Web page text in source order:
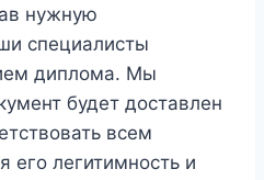
нужную
специалисты
диплома. Мы
будет доставлен
всем
его легитимность и